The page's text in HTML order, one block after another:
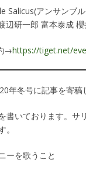
Salicus(アンサンブ
辺研一郎 富本泰成
→https://tiget.net/
年冬号に記事を寄稿
書いております。サ
ーを歌うこと